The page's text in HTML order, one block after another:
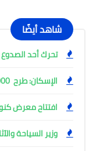
شاهد أيضًا
تحرك أحد
الإسكان: طرح 5000 وحدة سكنية بنظام الإيجار المنتهي بالتملك
افتتاح معرض
وزير السياحة